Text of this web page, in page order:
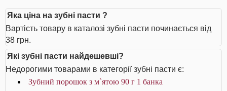
Яка ціна на зубні пасти ?
Вартість товару в каталозі зубні пасти починається від
38 грн.
Які зубні пасти найдешевші?
Недорогими товарами в категорії зубні пасти є:
Зубний порошок з м`ятою 90 г 1 банка